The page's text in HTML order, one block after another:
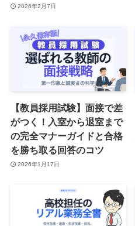
2026年2月7日
【教員採用試験】面接で差
がつく！入室から退室まで
の完全マナーガイドと合格
を勝ち取る回答のコツ
2026年1月17日